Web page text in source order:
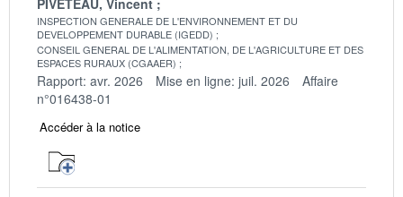
PIVETEAU, Vincent
INSPECTION GENERALE DE L'ENVIRONNEMENT ET DU
DEVELOPPEMENT DURABLE (IGEDD)
CONSEIL GENERAL DE L'ALIMENTATION, DE L'AGRICULTURE ET DES
ESPACES RURAUX (CGAAER)
Rapport: avr. 2026 Mise en ligne: juil. 2026
Affaire
n°016438-01
Accéder à la notice